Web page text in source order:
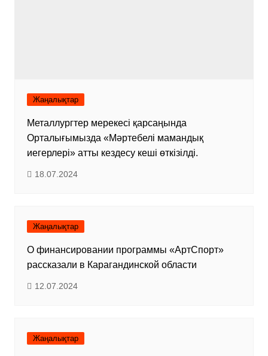
Жаңалықтар
Металлургтер мерекесі қарсаңында
Орталығымызда «Мәртебелі мамандық
иегерлері» атты кездесу кеші өткізілді.
18.07.2024
Жаңалықтар
О финансировании программы «АртСпорт»
рассказали в Карагандинской области
12.07.2024
Жаңалықтар